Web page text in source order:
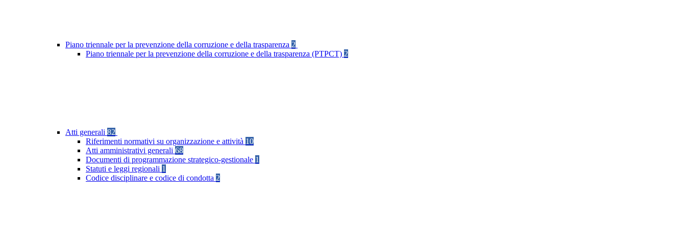
Piano triennale per la prevenzione della corruzione e della trasparenza 2
Piano triennale per la prevenzione della corruzione e della trasparenza (PTPCT) 2
Atti generali 82
Riferimenti normativi su organizzazione e attività 10
Atti amministrativi generali 68
Documenti di programmazione strategico-gestionale 1
Statuti e leggi regionali 1
Codice disciplinare e codice di condotta 2